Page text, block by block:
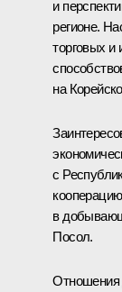
и
регионе.
торговых и
на
с
в
Посол.
Отношения